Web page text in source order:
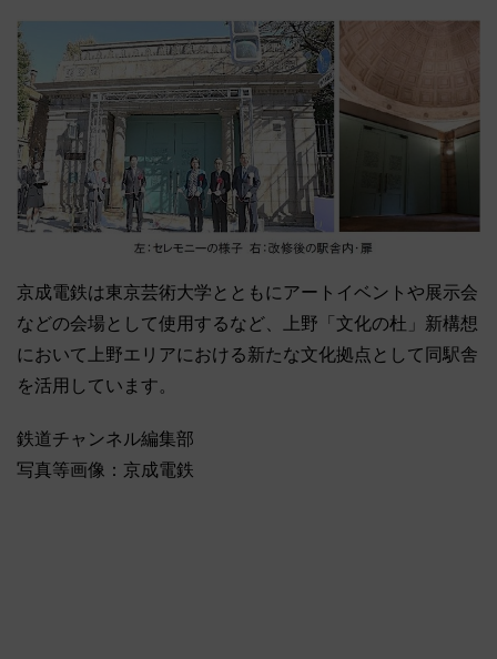
京成電鉄は東京芸術大学とともにアートイベントや展示会
などの会場として使用するなど、上野「文化の杜」新構想
において上野エリアにおける新たな文化拠点として同駅舎
を活用しています。
鉄道チャンネル編集部
写真等画像：京成電鉄